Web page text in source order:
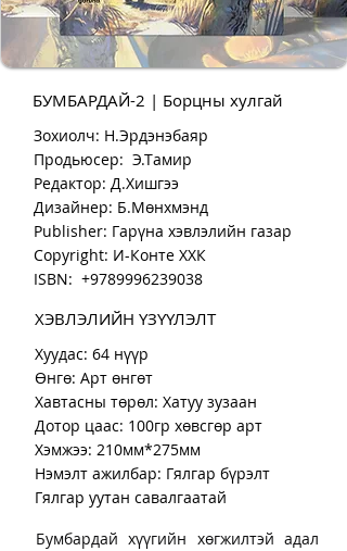
БУМБАРДАЙ-2 | Борцны хулгай
Зохиолч: Н.Эрдэнэбаяр
Продьюсер: Э.Тамир
Редактор: Д.Хишгээ
Дизайнер: Б.Мөнхмэнд
Publisher: Гарүна хэвлэлийн газар
Copyright: И-Конте ХХК
ISBN: +9789996239038
ХЭВЛЭЛИЙН ҮЗҮҮЛЭЛТ
Хуудас: 64 нүүр
Өнгө: Арт өнгөт
Хавтасны төрөл: Хатуу зузаан
Дотор цаас: 100гр хөвсгөр арт
Хэмжээ: 210мм*275мм
Нэмэлт ажилбар: Гялгар бүрэлт
Гялгар уутан савалгаатай
Бумбардай хүүгийн хөгжилтэй адал